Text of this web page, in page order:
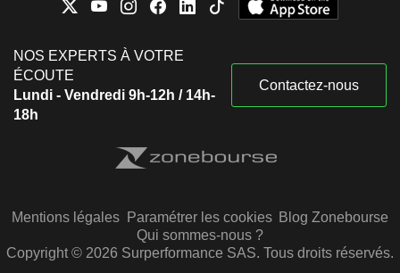
NOS EXPERTS À VOTRE
ÉCOUTE
Lundi - Vendredi 9h-12h / 14h-
18h
Contactez-nous
Mentions légales Paramétrer les cookies Blog Zonebourse
Qui sommes-nous ?
Copyright © 2026 Surperformance SAS. Tous droits réservés.